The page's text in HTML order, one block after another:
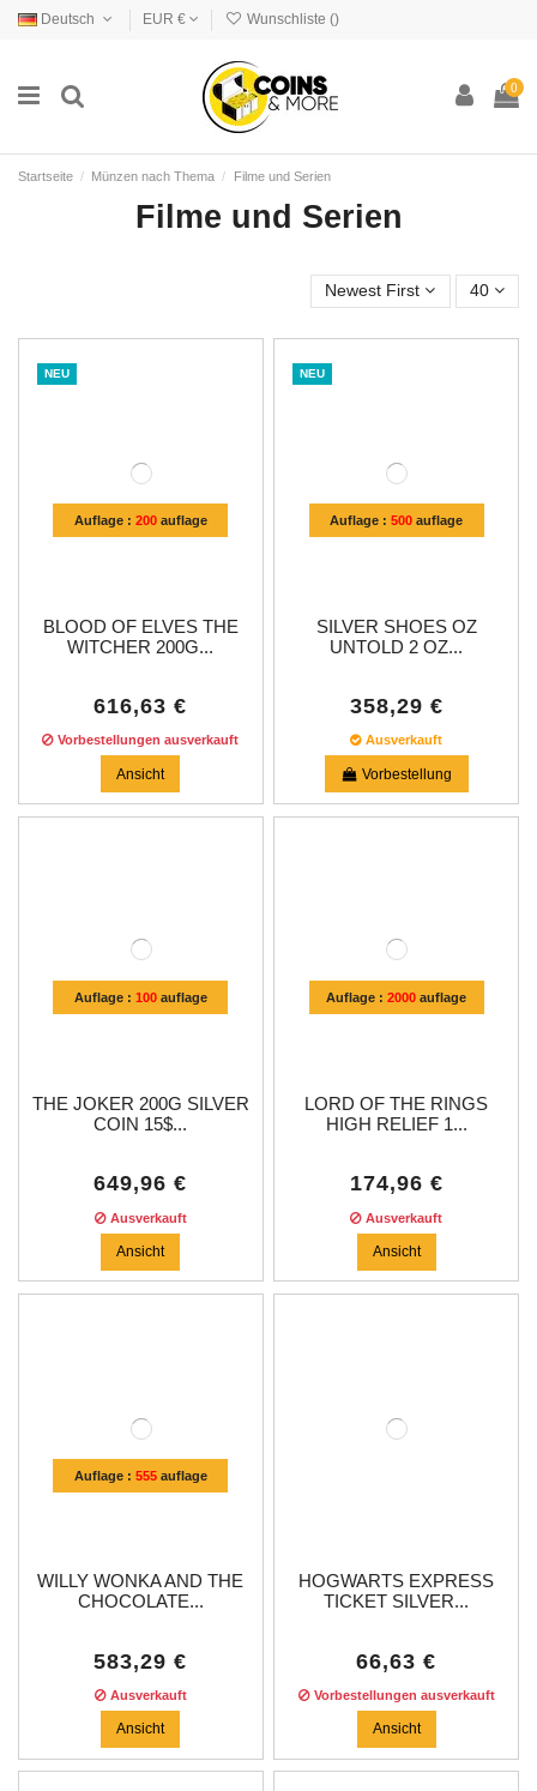
Deutsch EUR € Wunschliste ()
0
Startseite Münzen nach Thema Filme und Serien
Filme und Serien
Newest First 40
Auflage : 200auflage
NEU
BLOOD OF ELVES THE
WITCHER 200G...
616,63 €
Vorbestellungen ausverkauft
Ansicht
Auflage :500 auflage
NEU
SILVER SHOES OZ
UNTOLD 2 OZ...
358,29 €
Ausverkauft
Vorbestellung
Auflage : 100auflage
THE JOKER 200G SILVER
COIN 15$...
649,96 €
Ausverkauft
Ansicht
Auflage :2000 auflage
LORD OF THE RINGS
HIGH RELIEF 1...
174,96 €
Ausverkauft
Ansicht
Auflage : 555auflage
WILLY WONKA AND THE
CHOCOLATE...
583,29 €
Ausverkauft
Ansicht
HOGWARTS EXPRESS
TICKET SILVER...
66,63 €
Vorbestellungen ausverkauft
Ansicht